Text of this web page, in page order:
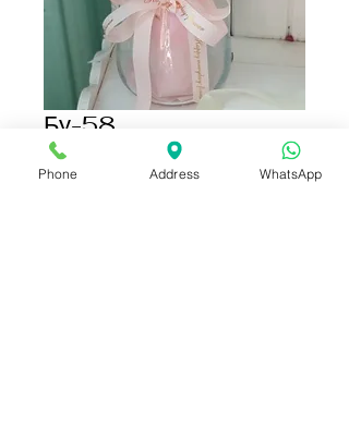
Бу-58
1 590,00 ฿ Цена
Phone Address WhatsApp